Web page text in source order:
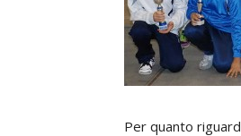
Per quanto